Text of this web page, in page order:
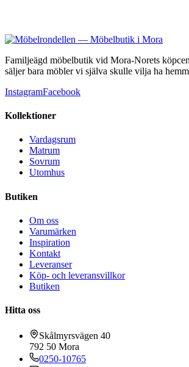
Familjeägd möbelbutik vid Mora-Norets
säljer bara möbler vi själva skulle vilja ha
InstagramFacebook
Kollektioner
Vardagsrum
Matrum
Sovrum
Utomhus
Butiken
Om oss
Varumärken
Inspiration
Kontakt
Leveranser
Köp- och leveransvillkor
Butiken
Hitta oss
Skålmyrsvägen 40
792 50 Mora
0250-10765